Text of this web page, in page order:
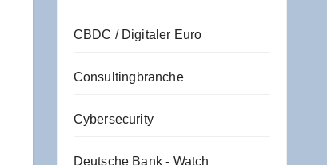
CBDC / Digitaler Euro
Consultingbranche
Cybersecurity
Deutsche Bank - Watch